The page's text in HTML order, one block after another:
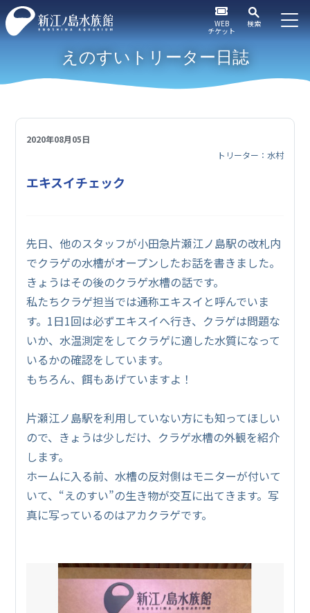
WEB
チケット
検索
えのすいトリーター日誌
2020年08月05日
トリーター：水村
エキスイチェック
先日、他のスタッフが小田急片瀬江ノ島駅の改札内
でクラゲの水槽がオープンしたお話を書きました。
きょうはその後のクラゲ水槽の話です。
私たちクラゲ担当では通称エキスイと呼んでいま
す。1日1回は必ずエキスイへ行き、クラゲは問題な
いか、水温測定をしてクラゲに適した水質になって
いるかの確認をしています。
もちろん、餌もあげていますよ！
片瀬江ノ島駅を利用していない方にも知ってほしい
ので、きょうは少しだけ、クラゲ水槽の外観を紹介
します。
ホームに入る前、水槽の反対側はモニターが付いて
いて、“えのすい”の生き物が交互に出てきます。写
真に写っているのはアカクラゲです。